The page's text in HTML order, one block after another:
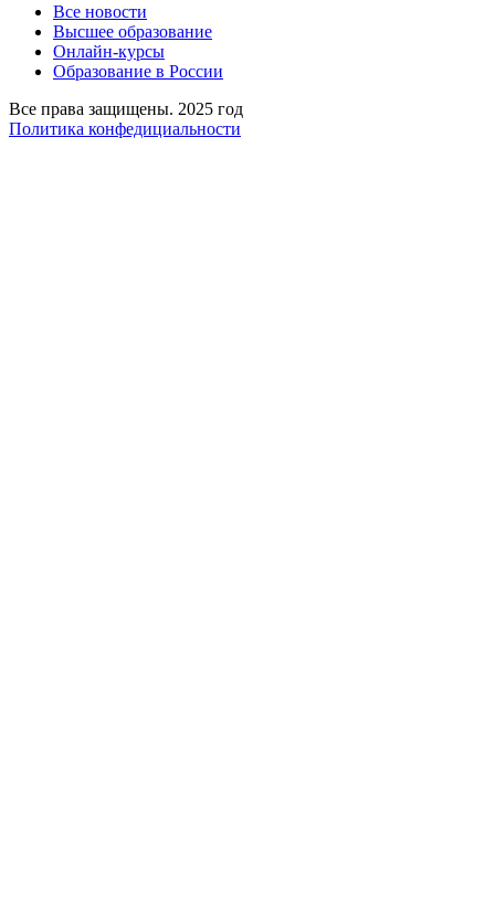
Все новости
Высшее образование
Онлайн-курсы
Образование в России
Все права защищены. 2025 год
Политика конфедициальности